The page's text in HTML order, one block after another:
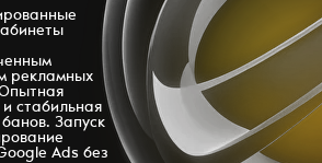
рекламных
стабильная
Запуск
Ads без